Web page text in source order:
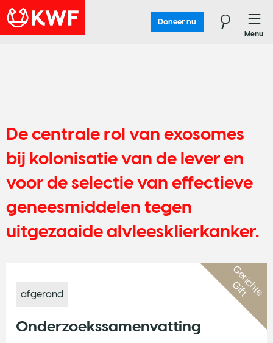
Doneer nu
Menu
De centrale rol van exosomes
bij kolonisatie van de lever en
voor de selectie van effectieve
geneesmiddelen tegen
uitgezaaide alvleesklierkanker.
G
e
r
i
c
h
t
e
G
i
f
t
afgerond
Onderzoekssamenvatting